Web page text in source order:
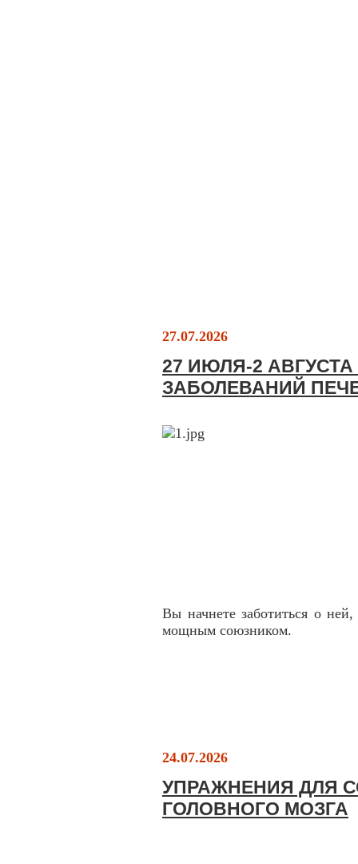
27.07.2026
27 ИЮЛЯ-2
ЗАБОЛЕВАНИЙ
Вы начнете заботиться о
мощным союзником.
24.07.2026
УПРАЖНЕНИЯ ДЛЯ
ГОЛОВНОГО МОЗГА